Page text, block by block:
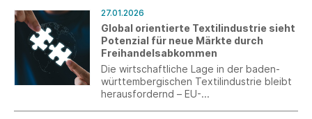
ratifiziert werden.
27.01.2026
Global orientierte Textilindustrie sieht
Potenzial für neue Märkte durch
Freihandelsabkommen
Die wirtschaftliche Lage in der baden-
württembergischen Textilindustrie bleibt
herausfordernd – EU-